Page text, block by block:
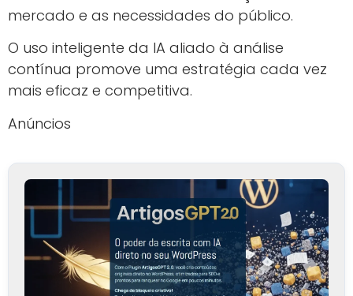
mercado e as necessidades do público.
O uso inteligente da IA aliado à análise
contínua promove uma estratégia cada vez
mais eficaz e competitiva.
Anúncios